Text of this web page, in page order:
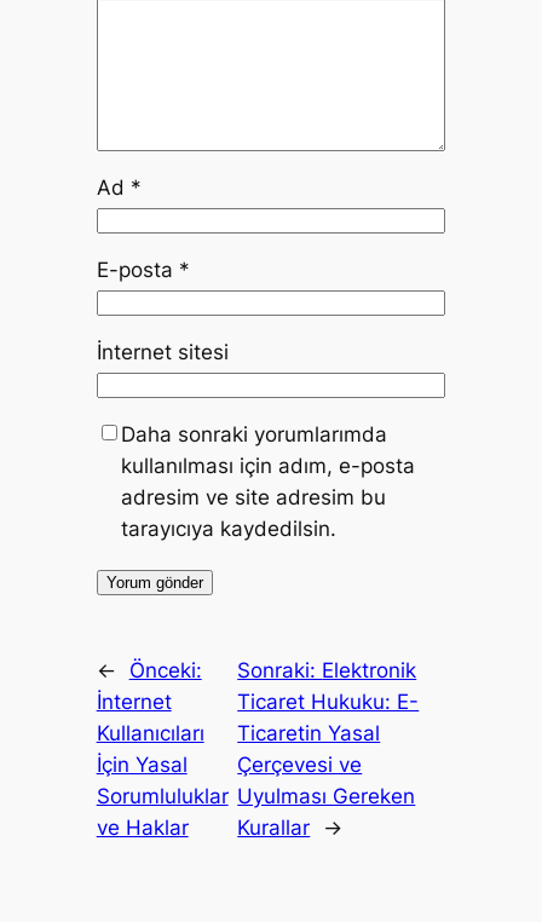
Ad *
E-posta *
İnternet sitesi
Daha sonraki yorumlarımda
kullanılması için adım, e-posta
adresim ve site adresim bu
tarayıcıya kaydedilsin.
←
Önceki:
İnternet
Kullanıcıları
İçin Yasal
Sorumluluklar
ve Haklar
Sonraki: Elektronik
Ticaret Hukuku: E-
Ticaretin Yasal
Çerçevesi ve
Uyulması Gereken
Kurallar
→